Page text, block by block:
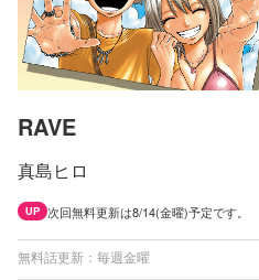
RAVE
真島ヒロ
UP 次回無料更新は8/14(金曜)予定です。
無料話更新：毎週金曜